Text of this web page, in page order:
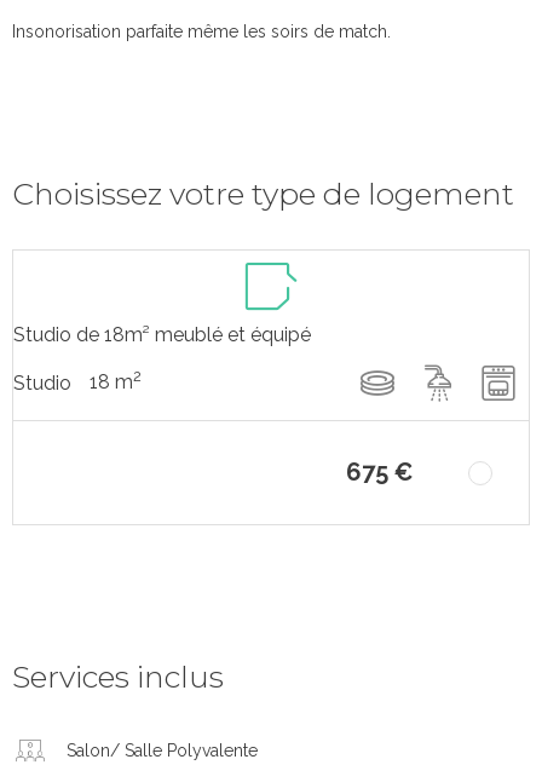
Insonorisation parfaite même les soirs de match.
Choisissez votre type de logement
Studio de 18m² meublé et équipé
Studio 18 m2
675 €
Services inclus
Salon/ Salle Polyvalente